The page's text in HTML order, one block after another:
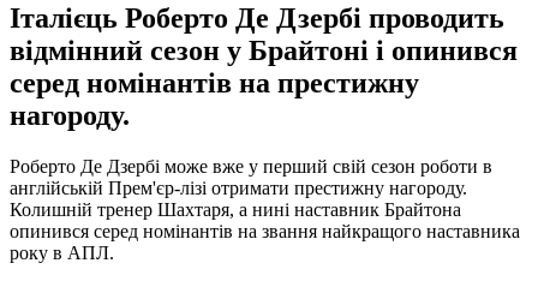
Італієць Роберто Де Дзербі проводить
відмінний сезон у Брайтоні і опинився
серед номінантів на престижну
нагороду.
Роберто Де Дзербі може вже у перший свій сезон роботи в
англійській Прем'єр-лізі отримати престижну нагороду.
Колишній тренер Шахтаря, а нині наставник Брайтона
опинився серед номінантів на звання найкращого наставника
року в АПЛ.